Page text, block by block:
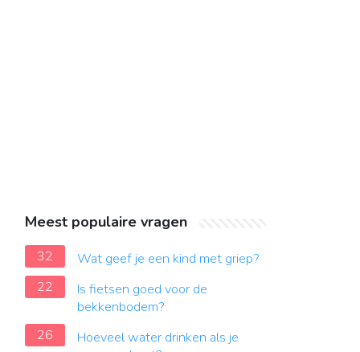
Meest populaire vragen
32
Wat geef je een kind met griep?
22
Is fietsen goed voor de
bekkenbodem?
26
Hoeveel water drinken als je